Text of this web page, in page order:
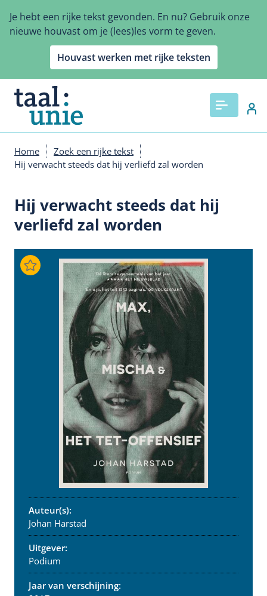
en
naar
gaan
Je hebt een rijke tekst gevonden. En nu? Gebruik onze
nieuwe houvast om je (lees)les vorm te geven.
Houvast werken met rijke teksten
Kruimelpad
Home
Zoek een rijke tekst
Hij verwacht steeds dat hij verliefd zal worden
Hij verwacht steeds dat hij
verliefd zal worden
Auteur(s):
Johan Harstad
Uitgever:
Podium
Jaar van verschijning: